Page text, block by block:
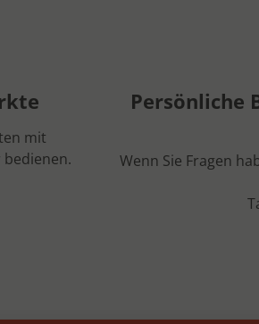
mit
Persönliche
Wenn Sie Fragen